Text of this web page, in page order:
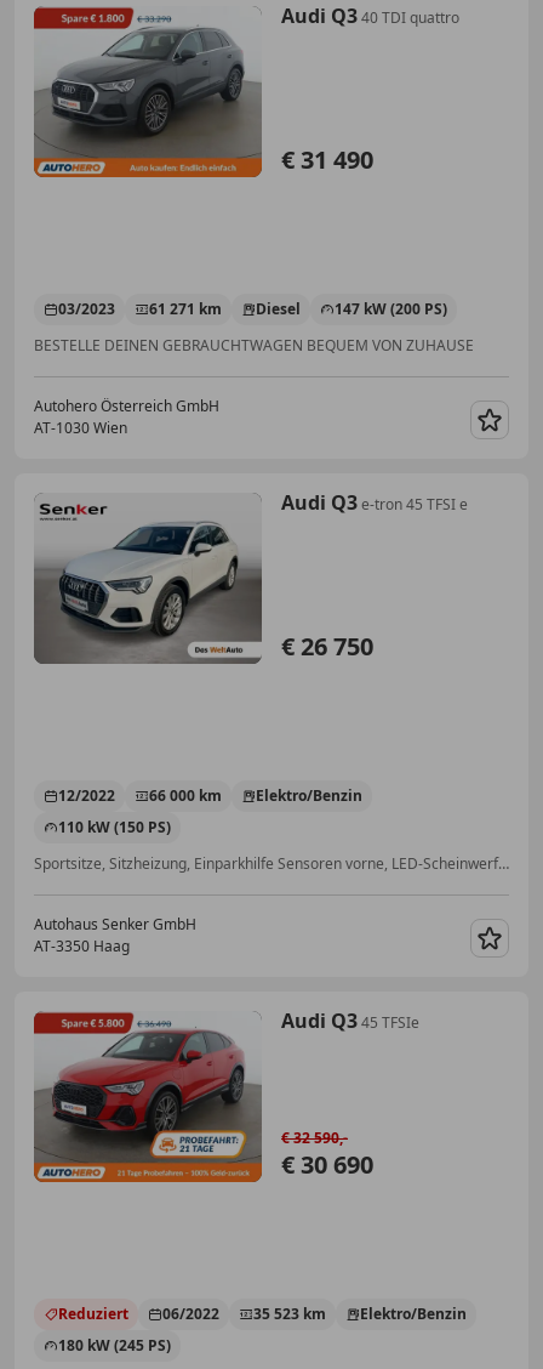
Audi Q340 TDI quattro
€ 31 490
03/2023 61 271 km Diesel
147 kW (200 PS)
BESTELLE DEINEN GEBRAUCHTWAGEN BEQUEM VON ZUHAUSE
Autohero Österreich GmbH
AT-1030 Wien
Audi Q3e-tron 45 TFSI e
€ 26 750
12/2022 66 000 km
Elektro/Benzin
110 kW (150 PS)
Sportsitze, Sitzheizung, Einparkhilfe Sensoren vorne, LED-Scheinwerfer, Berganfahrassistent, Spurhalteassistent, Apple CarPlay
Autohaus Senker GmbH
AT-3350 Haag
Audi Q345 TFSIe
€ 30 690
€ 32 590,-
Reduziert 06/2022 35 523 km
Elektro/Benzin
180 kW (245 PS)